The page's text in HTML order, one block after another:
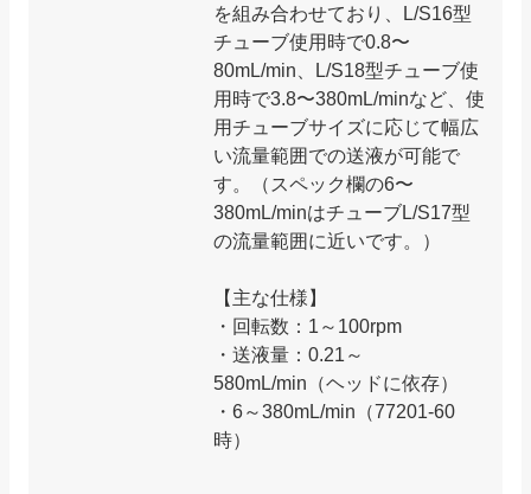
を組み合わせており、L/S16型
チューブ使用時で0.8〜
80mL/min、L/S18型チューブ使
用時で3.8〜380mL/minなど、使
用チューブサイズに応じて幅広
い流量範囲での送液が可能で
す。（スペック欄の6〜
380mL/minはチューブL/S17型
の流量範囲に近いです。）
【主な仕様】
・回転数：1～100rpm
・送液量：0.21～
580mL/min（ヘッドに依存）
・6～380mL/min（77201-60
時）